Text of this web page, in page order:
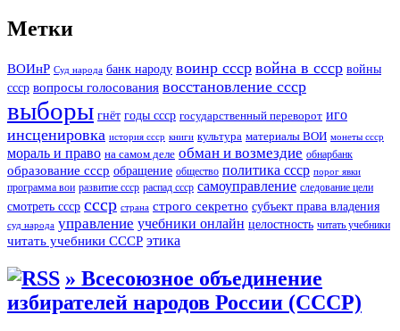
Метки
ВОИнР Суд народа банк народу воинр ссср война в ссср войны
ссср вопросы голосования восстановление ссср
выборы гнёт годы ссср государственный переворот иго
инсценировка история ссср книги культура материалы ВОИ монеты ссср
мораль и право на самом деле обман и возмездие обнарбанк
образование ссср обращение общество политика ссср порог явки
программа вои развитие ссср распад ссср самоуправление следование цели
смотреть ссср ссср страна строго секретно субъект права владения
суд народа управление учебники онлайн целостность читать учебники
читать учебники СССР этика
» Всесоюзное объединение
избирателей народов России (СССР)